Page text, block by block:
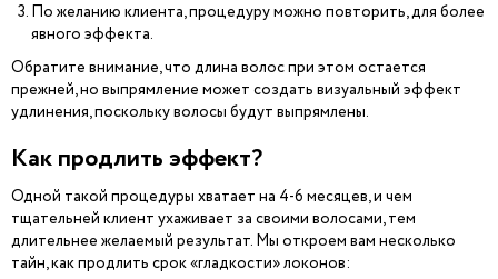
По желанию клиента, процедуру можно повторить, для более
явного эффекта.
Обратите внимание, что длина волос при этом остается
прежней, но выпрямление может создать визуальный эффект
удлинения, поскольку волосы будут выпрямлены.
Как продлить эффект?
Одной такой процедуры хватает на 4-6 месяцев, и чем
тщательней клиент ухаживает за своими волосами, тем
длительнее желаемый результат. Мы откроем вам несколько
тайн, как продлить срок «гладкости» локонов: